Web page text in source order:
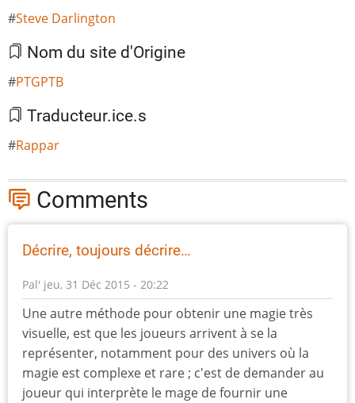
Steve Darlington
Nom du site d'Origine
PTGPTB
Traducteur.ice.s
Rappar
Comments
Décrire, toujours décrire…
Pal' jeu, 31 Déc 2015 - 20:22
Une autre méthode pour obtenir une magie très
visuelle, est que les joueurs arrivent à se la
représenter, notamment pour des univers où la
magie est complexe et rare ; c'est de demander au
joueur qui interprète le mage de fournir une